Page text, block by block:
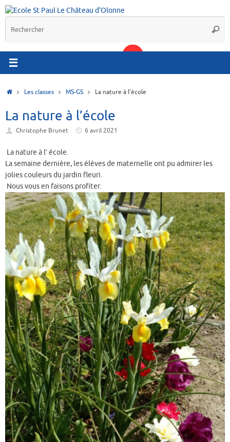
Passer
au
contenu
AccueilLes classes MS-GS La nature à l’école
La nature à l’école
Christophe Brunet 6 avril 2021
La nature à l’ école.
La semaine dernière, les élèves de maternelle ont pu admirer les
jolies couleurs du jardin fleuri.
Nous vous en faisons profiter.